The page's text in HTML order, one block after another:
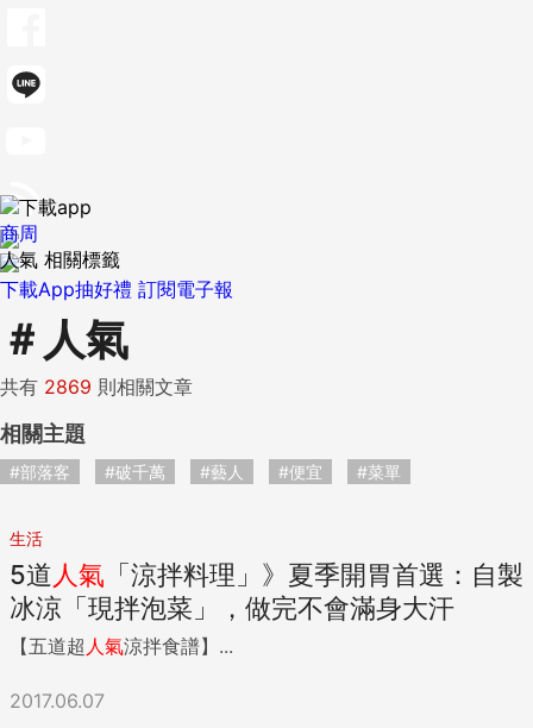
下載App抽好禮 訂閱電子報
商周
人氣 相關標籤
＃ 人氣
共有 2869 則相關文章
相關主題
#部落客 #破千萬 #藝人 #便宜 #菜單
生活
5道 人氣 「涼拌料理」》夏季開胃首選：自製
冰涼「現拌泡菜」，做完不會滿身大汗
【五道超 人氣涼拌食譜】...
2017.06.07